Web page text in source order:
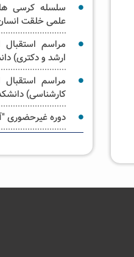
سلسله کرسی
علمی خلقت
مراسم استقبال
ارشد و دکتری)
مراسم استقبال
کارشناسی)
دوره غیرحضوری
آیین غبار
علیها _ویژه